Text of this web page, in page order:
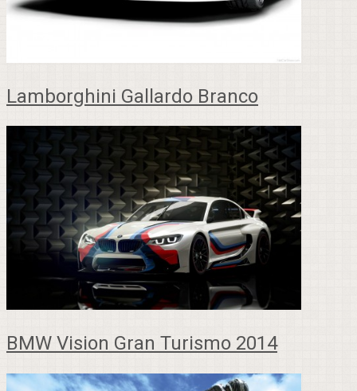
Lamborghini Gallardo Branco
BMW Vision Gran Turismo 2014